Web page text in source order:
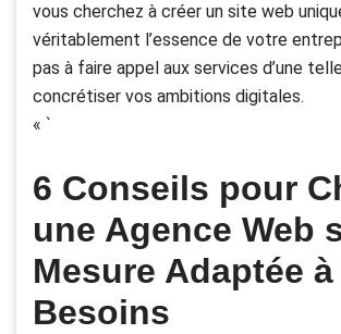
vous cherchez à créer un site web
véritablement l’essence de votre
pas à faire appel aux services d’une
concrétiser vos ambitions digitales.
« `
6 Conseils pour
une Agence Web
Mesure Adaptée à
Besoins